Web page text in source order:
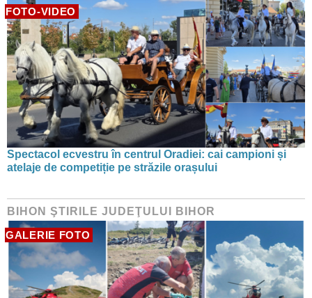
FOTO-VIDEO
Spectacol ecvestru în centrul Oradiei: cai campioni și
atelaje de competiție pe străzile orașului
BIHON ŞTIRILE JUDEŢULUI BIHOR
GALERIE FOTO